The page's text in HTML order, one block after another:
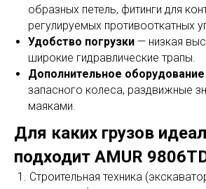
образных петель, фитинги для
регулируемых противооткатных
Удобство погрузки — низкая
широкие гидравлические трапы.
Дополнительное оборудование
запасного колеса, раздвижные
маяками.
Для каких грузов
подходит AMUR
Строительная техника